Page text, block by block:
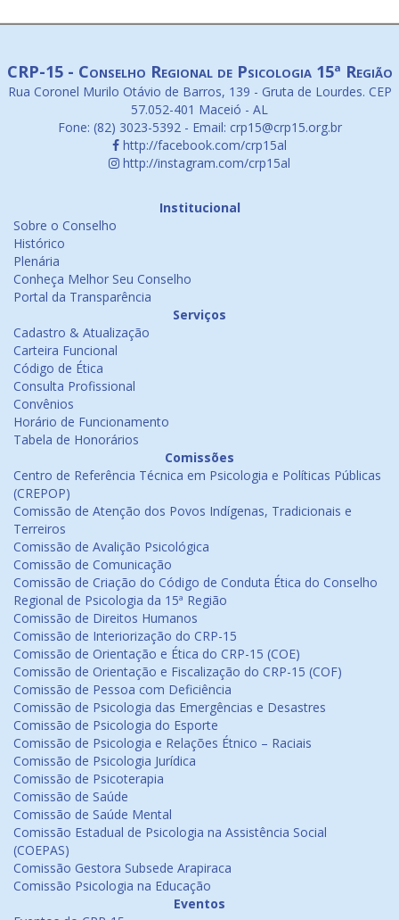
CRP-15 - Conselho Regional de Psicologia 15ª Região
Rua Coronel Murilo Otávio de Barros, 139 - Gruta de Lourdes. CEP
57.052-401 Maceió - AL
Fone: (82) 3023-5392 - Email: crp15@crp15.org.br
http://facebook.com/crp15al
http://instagram.com/crp15al
Institucional
Sobre o Conselho
Histórico
Plenária
Conheça Melhor Seu Conselho
Portal da Transparência
Serviços
Cadastro & Atualização
Carteira Funcional
Código de Ética
Consulta Profissional
Convênios
Horário de Funcionamento
Tabela de Honorários
Comissões
Centro de Referência Técnica em Psicologia e Políticas Públicas
(CREPOP)
Comissão de Atenção dos Povos Indígenas, Tradicionais e
Terreiros
Comissão de Avalição Psicológica
Comissão de Comunicação
Comissão de Criação do Código de Conduta Ética do Conselho
Regional de Psicologia da 15ª Região
Comissão de Direitos Humanos
Comissão de Interiorização do CRP-15
Comissão de Orientação e Ética do CRP-15 (COE)
Comissão de Orientação e Fiscalização do CRP-15 (COF)
Comissão de Pessoa com Deficiência
Comissão de Psicologia das Emergências e Desastres
Comissão de Psicologia do Esporte
Comissão de Psicologia e Relações Étnico – Raciais
Comissão de Psicologia Jurídica
Comissão de Psicoterapia
Comissão de Saúde
Comissão de Saúde Mental
Comissão Estadual de Psicologia na Assistência Social
(COEPAS)
Comissão Gestora Subsede Arapiraca
Comissão Psicologia na Educação
Eventos